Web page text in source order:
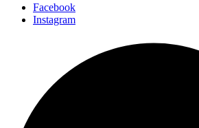
Facebook
Instagram